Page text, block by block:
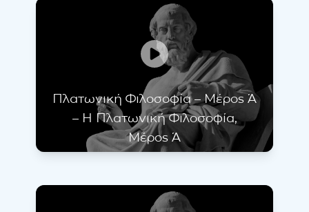
Πλατωνική Φιλοσοφία – Μέρος Ά
– Η Πλατωνική Φιλοσοφία,
Μέρος Ά